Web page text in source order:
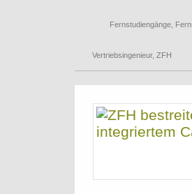
Fernstudiengänge
Vertriebsingenieur, ZFH